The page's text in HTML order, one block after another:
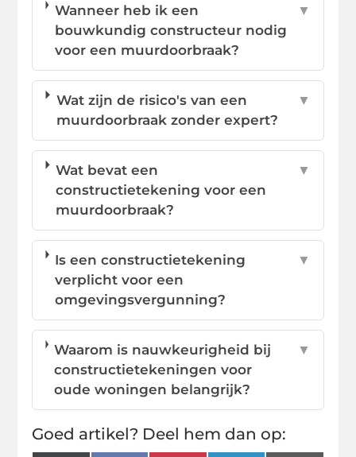
Wanneer heb ik een
bouwkundig constructeur nodig
voor een muurdoorbraak?
▼
Wat zijn de risico's van een
muurdoorbraak zonder expert?
▼
Wat bevat een
constructietekening voor een
muurdoorbraak?
▼
Is een constructietekening
verplicht voor een
omgevingsvergunning?
▼
Waarom is nauwkeurigheid bij
constructietekeningen voor
oude woningen belangrijk?
▼
Goed artikel? Deel hem dan op: